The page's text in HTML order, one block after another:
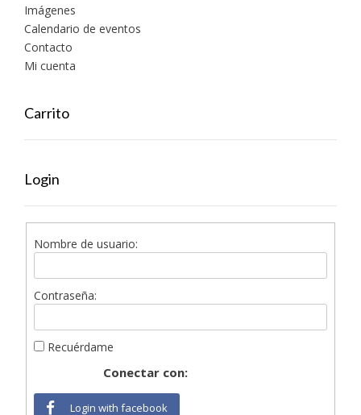
Imágenes
Calendario de eventos
Contacto
Mi cuenta
Carrito
Login
Nombre de usuario:
Contraseña:
Recuérdame
Conectar con:
Login with facebook